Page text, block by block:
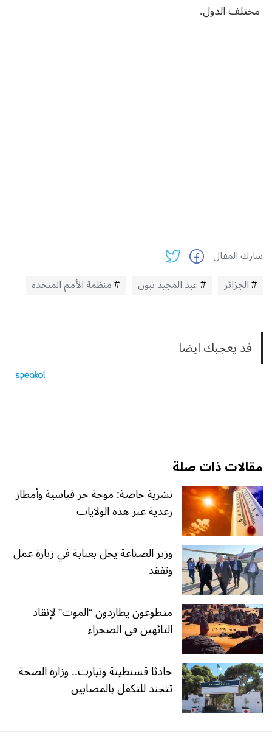
مختلف الدول.
شارك المقال
الجزائر
عبد المجيد تبون منظمة الأمم المتحدة
قد يعجبك ايضا
مقالات ذات صلة
نشرية خاصة: موجة حر قياسية وأمطار
رعدية عبر هذه الولايات
وزير الصناعة يحل بعنابة في زيارة عمل
وتفقد
متطوعون يطاردون “الموت” لإنقاذ
التائهين في الصحراء
حادثا قسنطينة وتيارت.. وزارة الصحة
تتجند للتكفل بالمصابين